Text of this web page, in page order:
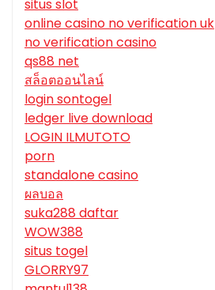
situs slot
online casino no verification uk
no verification casino
qs88 net
สล็อตออนไลน์
login sontogel
ledger live download
LOGIN ILMUTOTO
porn
standalone casino
ผลบอล
suka288 daftar
WOW388
situs togel
GLORRY97